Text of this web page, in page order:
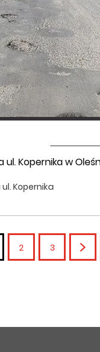
ul. Kopernika w
Kopernika
2 3